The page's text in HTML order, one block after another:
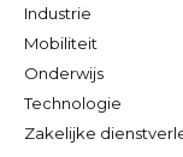
Industrie
Mobiliteit
Onderwijs
Technologie
Zakelijke